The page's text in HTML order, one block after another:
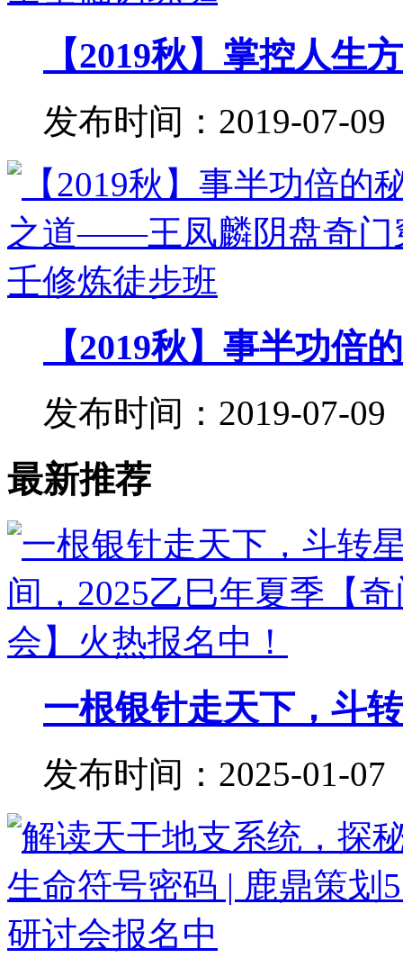
【2019秋】掌控人
发布时间：2019-07-09
【2019秋】事半功
发布时间：2019-07-09
最新推荐
一根银针走天下，斗
发布时间：2025-01-07